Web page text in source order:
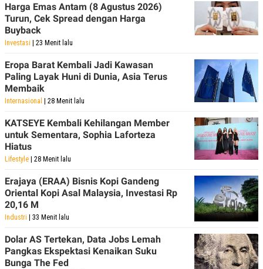
Harga Emas Antam (8 Agustus 2026)
Turun, Cek Spread dengan Harga
Buyback
Investasi | 23 Menit lalu
Eropa Barat Kembali Jadi Kawasan
Paling Layak Huni di Dunia, Asia Terus
Membaik
Internasional | 28 Menit lalu
KATSEYE Kembali Kehilangan Member
untuk Sementara, Sophia Laforteza
Hiatus
Lifestyle | 28 Menit lalu
Erajaya (ERAA) Bisnis Kopi Gandeng
Oriental Kopi Asal Malaysia, Investasi Rp
20,16 M
Industri | 33 Menit lalu
Dolar AS Tertekan, Data Jobs Lemah
Pangkas Ekspektasi Kenaikan Suku
Bunga The Fed